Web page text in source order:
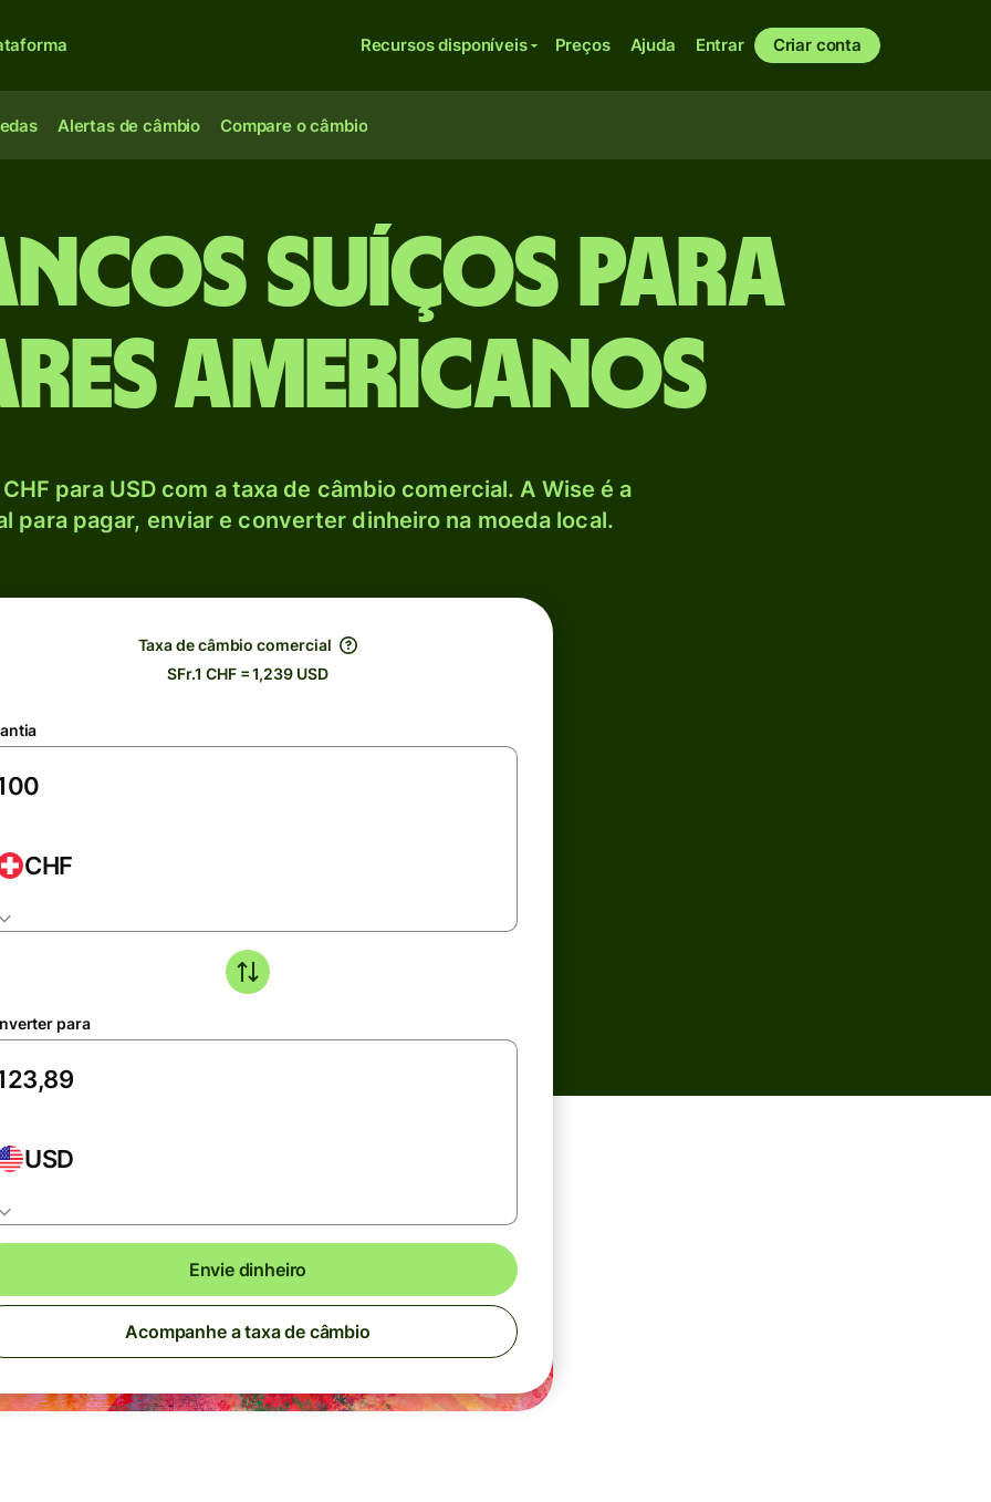
Recursos disponíveis Preços Ajuda Entrar Criar conta
Alertas de câmbio Compare o câmbio
suíços para
americanos
para USD com a taxa de câmbio comercial. A Wise é a
para pagar, enviar e converter dinheiro na moeda local.
Taxa de câmbio comercial
SFr.1 CHF = 1,239 USD
CHF
para
USD
Envie dinheiro
Acompanhe a taxa de câmbio